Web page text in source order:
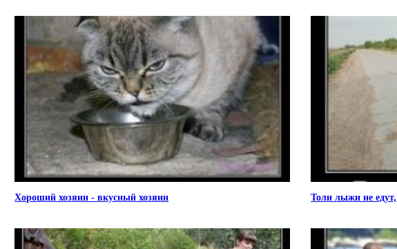
Хороший хозяин - вкусный хозяин Толи лыжи не